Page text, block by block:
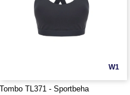
W1
Tombo TL371 - Sportbeha